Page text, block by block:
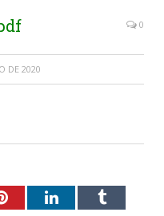
0
DE 2020
PinterestLinkedInTumblr